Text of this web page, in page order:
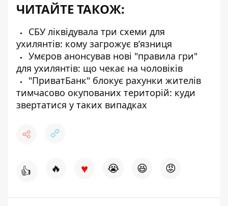
ЧИТАЙТЕ ТАКОЖ:
СБУ ліквідувала три схеми для
ухилянтів: кому загрожує вʼязниця
Умєров анонсував нові "правила гри"
для ухилянтів: що чекає на чоловіків
"ПриватБанк" блокує рахунки жителів
тимчасово окупованих територій: куди
звертатися у таких випадках
👍 🔥 ♥ 😭 😆 😡